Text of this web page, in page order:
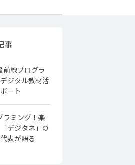
事
線――プログラ
ジタル教材活
ート
ミング！楽
デジタネ」の
表が語る